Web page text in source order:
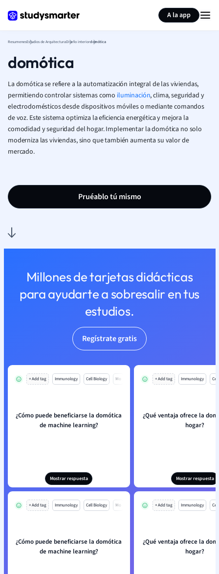
A la app
ResumenesEstudios de ArquitecturaDiseño interiordomótica
domótica
La domótica se refiere a la automatización integral de las viviendas,
permitiendo controlar sistemas como iluminación, clima, seguridad y
electrodomésticos desde dispositivos móviles o mediante comandos
de voz. Este sistema optimiza la eficiencia energética y mejora la
comodidad y seguridad del hogar. Implementar la domótica no solo
moderniza las viviendas, sino que también aumenta su valor de
mercado.
Pruéablo tú mismo
Millones de tarjetas didácticas
para ayudarte a sobresalir en tus
estudios.
Regístrate gratis
+ Add tag Immunology Cell Biology Mo
¿Cómo puede beneficiarse la domótica
de machine learning?
Mostrar respuesta
+ Add tag Immunology
¿Qué ventaja ofrece la
hogar?
Mostrar respuesta
+ Add tag Immunology Cell Biology Mo
¿Cómo puede beneficiarse la domótica
de machine learning?
+ Add tag Immunology
¿Qué ventaja ofrece la
hogar?
Resumir página